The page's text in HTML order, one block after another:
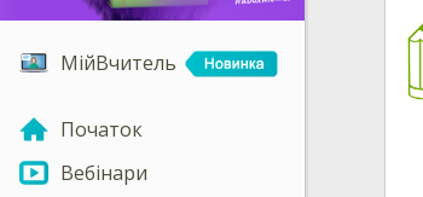
МійВчитель
Початок
Вебінари